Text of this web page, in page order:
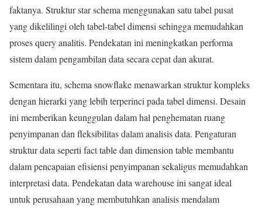
faktanya. Struktur star schema menggunakan satu tabel pusat
yang dikelilingi oleh tabel-tabel dimensi sehingga memudahkan
proses query analitis. Pendekatan ini meningkatkan performa
sistem dalam pengambilan data secara cepat dan akurat.
Sementara itu, schema snowflake menawarkan struktur kompleks
dengan hierarki yang lebih terperinci pada tabel dimensi. Desain
ini memberikan keunggulan dalam hal penghematan ruang
penyimpanan dan fleksibilitas dalam analisis data. Pengaturan
struktur data seperti fact table dan dimension table membantu
dalam pencapaian efisiensi penyimpanan sekaligus memudahkan
interpretasi data. Pendekatan data warehouse ini sangat ideal
untuk perusahaan yang membutuhkan analisis mendalam